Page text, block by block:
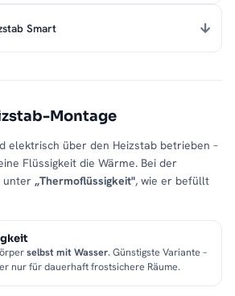
Smart
Montage
elektrisch über den Heizstab betrieben –
Flüssigkeit die Wärme. Bei der
unter „Thermoflüssigkeit", wie er befüllt
selbst mit Wasser. Günstigste Variante –
nur für dauerhaft frostsichere Räume.